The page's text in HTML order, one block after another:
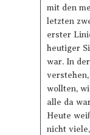
mit den
letzten
erster
heutiger
war. In
wollten,
alle da
Heute
nicht